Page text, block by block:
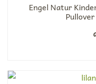
Engel Natur